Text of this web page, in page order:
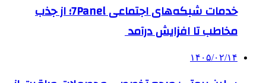
خدمات شبکه‌های اجتماعی 7Panel؛ از جذب
مخاطب تا افزایش درآمد
۱۴۰۵/۰۲/۱۴